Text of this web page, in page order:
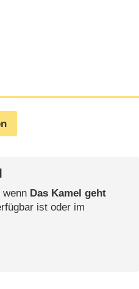
Das Kamel geht
ist oder im